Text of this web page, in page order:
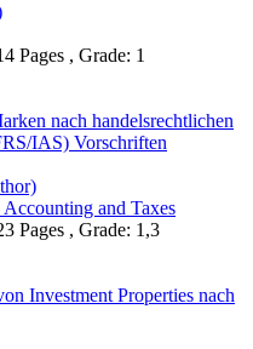
Pages , Grade: 1
nach handelsrechtlichen
IAS) Vorschriften
and Taxes
Pages , Grade: 1,3
Investment Properties nach